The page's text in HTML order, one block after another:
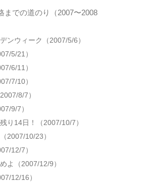
までの道のり（2007〜2008
ンウィーク（2007/5/6）
5/21）
6/11）
7/10）
8/7）
9/7）
り14日！（2007/10/7）
2007/10/23）
12/7）
よ（2007/12/9）
12/16）